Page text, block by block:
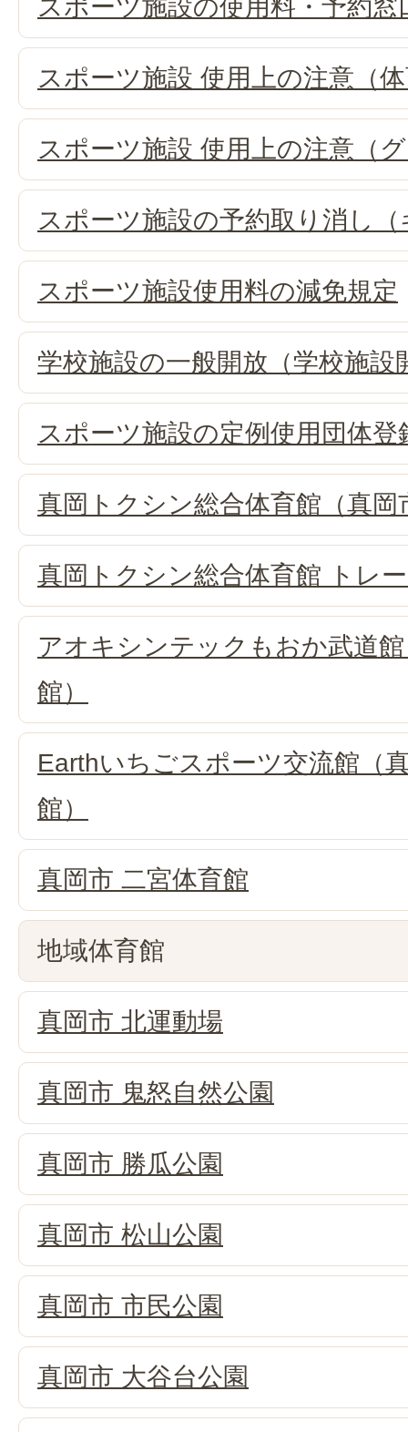
スポーツ施設の使用料・予約窓
スポーツ施設 使用上の注意（
スポーツ施設 使用上の注意（
スポーツ施設の予約取り消し
スポーツ施設使用料の減免規定
学校施設の一般開放（学校施設
スポーツ施設の定例使用団体
真岡トクシン総合体育館（真岡
真岡トクシン総合体育館 トレ
アオキシンテックもおか武道
館）
Earthいちごスポーツ交流館（
館）
真岡市 二宮体育館
地域体育館
真岡市 北運動場
真岡市 鬼怒自然公園
真岡市 勝瓜公園
真岡市 松山公園
真岡市 市民公園
真岡市 大谷台公園